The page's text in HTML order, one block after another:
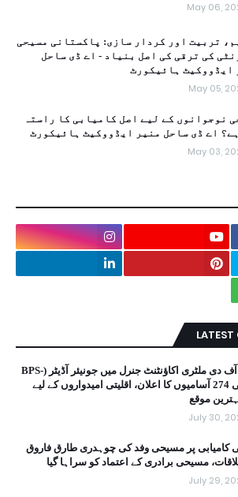
May 06,
تربیت اور کردار سازی: پاکستانی مسیحی
کی ترقی کی اصل بنیاد - اے ڈی ساحل
ایڈووکیٹ ہائیکورٹ
May 05,
نوجوانوں کے لیے اصل کامیابی کا راستہ
اے ڈی ساحل منیر ایڈووکیٹ ہائیکورٹ
May 03,
آفس آف دی ملٹری اکاؤنٹنٹ جنرل میں جونیئر آڈیٹر (BPS-
11) کی 274 آسامیوں کا اعلان، اقلیتی امیدواروں کے لیے
موقع
July 30,
کامیابی پر مسیحی وفد کی چوہدری طارق فاروق
مسیحی برادری کے اعتماد کو سراہا گیا
July 29,